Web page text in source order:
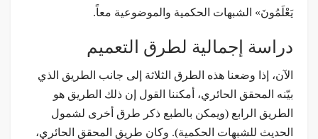
يَعْلَمُونَ» الشبهات الحكمية والموضوعية معاً.
دراسة إجمالية لطرق التعميم
الآن، إذا وضعنا هذه الطرق الثلاثة إلى جانب الطريق الذي
بيّنه المحقق الحائري، أمكننا القول إن ذلك الطريق هو
الطريق الرابع (ويمكن بالطبع ذكر طرق أخرى لشمول
الحديث للشبهات الحكمية). وكان طريق المحقق الحائري،